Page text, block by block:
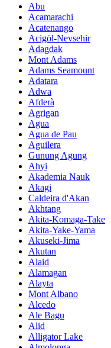
Abu
Acamarachi
Acatenango
Acigöl-Nevsehir
Adagdak
Mont Adams
Adams Seamount
Adatara
Adwa
Afderà
Agrigan
Agua
Agua de Pau
Aguilera
Gunung Agung
Ahyi
Akademia Nauk
Akagi
Caldeira d'Akan
Akhtang
Akita-Komaga-Take
Akita-Yake-Yama
Akuseki-Jima
Akutan
Alaid
Alamagan
Alayta
Mont Albano
Alcedo
Ale Bagu
Alid
Alligator Lake